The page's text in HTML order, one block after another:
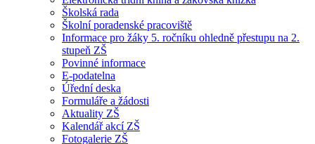
Školská rada
Školní poradenské pracoviště
Informace pro žáky 5. ročníku ohledně přestupu na 2.
stupeň ZŠ
Povinné informace
E-podatelna
Úřední deska
Formuláře a žádosti
Aktuality ZŠ
Kalendář akcí ZŠ
Fotogalerie ZŠ